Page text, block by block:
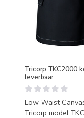
Tricorp TKC2000
leverbaar
Low-Waist
Tricorp model